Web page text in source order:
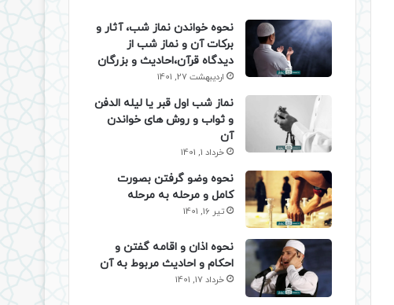
نحوه خواندن نماز شب، آثار و
برکات آن و نماز شب از
دیدگاه قرآن،احادیث و بزرگان
اردیبهشت 27, 1401
نماز شب اول قبر یا لیله الدفن
و ثواب و روش های خواندن
آن
خرداد 1, 1401
نحوه وضو گرفتن بصورت
کامل و مرحله به مرحله
تیر 16, 1401
نحوه اذان و اقامه گفتن و
احکام و احادیث مربوط به آن
خرداد 17, 1401